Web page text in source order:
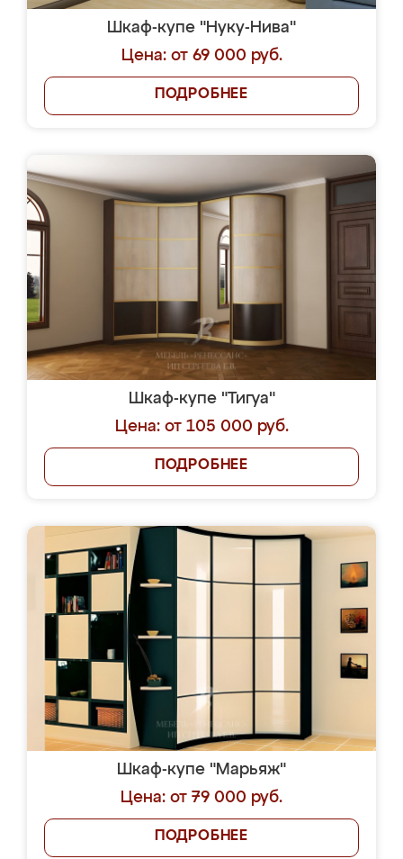
Шкаф-купе "Нуку-Нива"
Цена: от 69 000 руб.
ПОДРОБНЕЕ
Шкаф-купе "Тигуа"
Цена: от 105 000 руб.
ПОДРОБНЕЕ
Шкаф-купе "Марьяж"
Цена: от 79 000 руб.
ПОДРОБНЕЕ